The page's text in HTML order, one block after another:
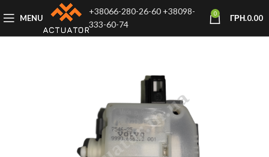
MENU
+38066-280-26-60 +38098-
333-60-74
0 ГРН.0.00